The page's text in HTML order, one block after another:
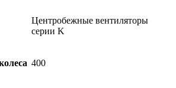
Центробежные вентиляторы
серии K
400